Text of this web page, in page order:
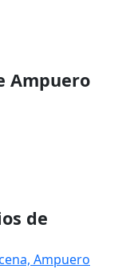
Ampuero
de
Ampuero